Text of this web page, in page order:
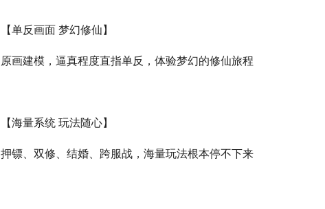
【单反画面 梦幻修仙】
原画建模，逼真程度直指单反，体验梦幻的修仙旅程
【海量系统 玩法随心】
押镖、双修、结婚、跨服战，海量玩法根本停不下来